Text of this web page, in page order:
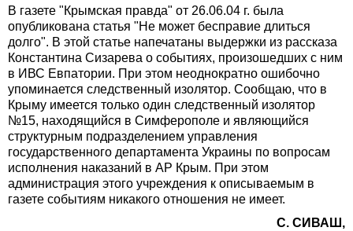
В газете "Крымская правда" от 26.06.04 г. была
опубликована статья "Не может бесправие длиться
долго". В этой статье напечатаны выдержки из рассказа
Константина Сизарева о событиях, произошедших с ним
в ИВС Евпатории. При этом неоднократно ошибочно
упоминается следственный изолятор. Сообщаю, что в
Крыму имеется только один следственный изолятор
№15, находящийся в Симферополе и являющийся
структурным подразделением управления
государственного департамента Украины по вопросам
исполнения наказаний в АР Крым. При этом
администрация этого учреждения к описываемым в
газете событиям никакого отношения не имеет.
С. СИВАШ,